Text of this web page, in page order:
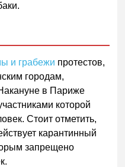
и грабежи протестов,
городам,
в Париже
которой
Стоит отметить,
карантинный
запрещено